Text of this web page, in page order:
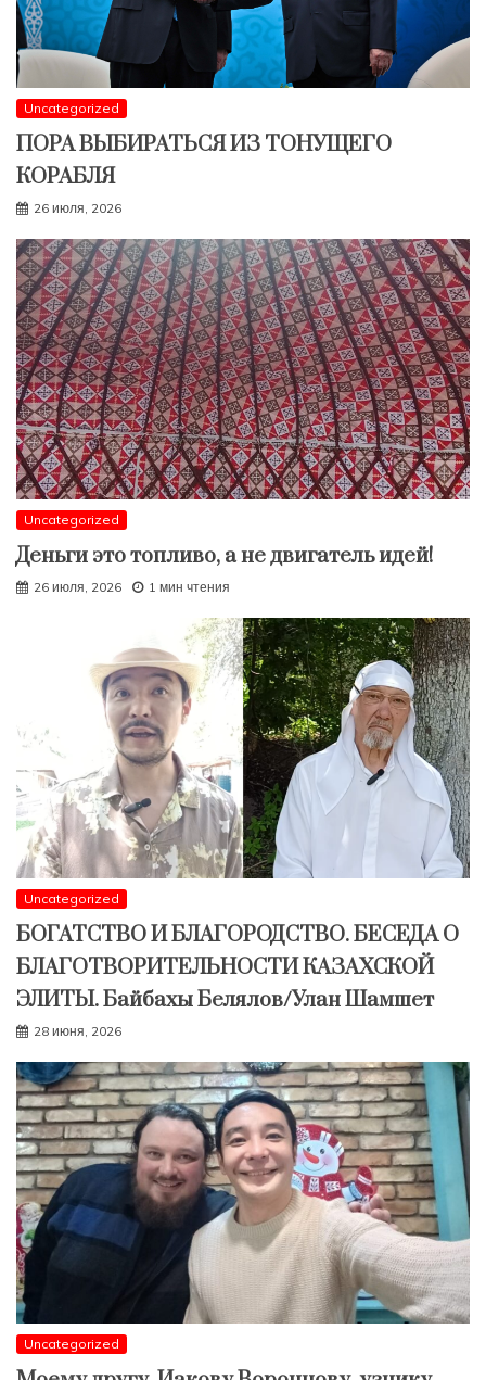
Uncategorized
ПОРА ВЫБИРАТЬСЯ ИЗ ТОНУЩЕГО
КОРАБЛЯ
26 июля, 2026
Uncategorized
Деньги это топливо, а не двигатель идей!
26 июля, 2026 1 мин чтения
Uncategorized
БОГАТСТВО И БЛАГОРОДСТВО. БЕСЕДА О
БЛАГОТВОРИТЕЛЬНОСТИ КАЗАХСКОЙ
ЭЛИТЫ. Байбахы Белялов/Улан Шамшет
28 июня, 2026
Uncategorized